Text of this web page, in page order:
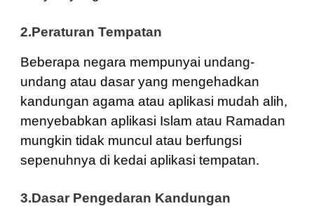
2.Peraturan Tempatan
Beberapa negara mempunyai undang-
undang atau dasar yang mengehadkan
kandungan agama atau aplikasi mudah alih,
menyebabkan aplikasi Islam atau Ramadan
mungkin tidak muncul atau berfungsi
sepenuhnya di kedai aplikasi tempatan.
3.Dasar Pengedaran Kandungan